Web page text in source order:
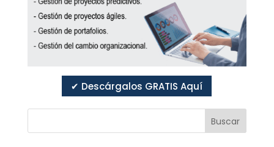
✔ Descárgalos GRATIS Aquí
Buscar